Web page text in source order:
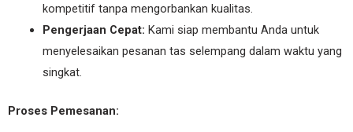
kompetitif tanpa mengorbankan kualitas.
Pengerjaan Cepat: Kami siap membantu Anda untuk
menyelesaikan pesanan tas selempang dalam waktu yang
singkat.
Proses Pemesanan: